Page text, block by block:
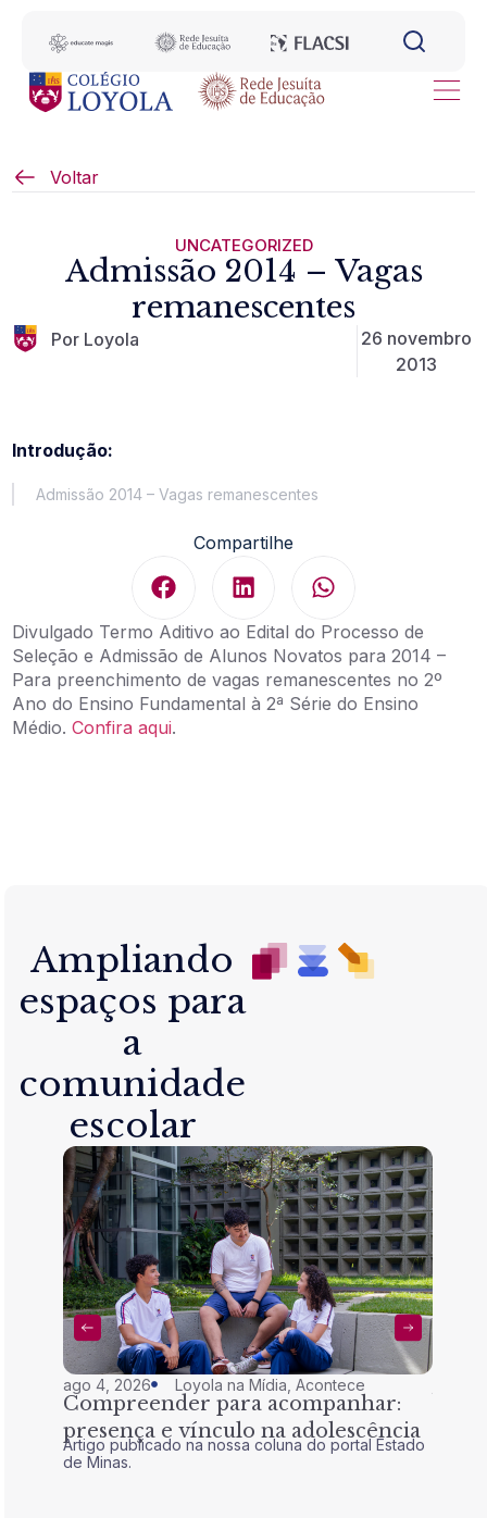
Voltar
UNCATEGORIZED
Admissão 2014 – Vagas
remanescentes
Por Loyola
26 novembro
2013
Introdução:
Admissão 2014 – Vagas remanescentes
Compartilhe
Divulgado Termo Aditivo ao Edital do Processo de
Seleção e Admissão de Alunos Novatos para 2014 –
Para preenchimento de vagas remanescentes no 2º
Ano do Ensino Fundamental à 2ª Série do Ensino
Médio.Confira aqui.
Ampliando
espaços para
a
comunidade
escolar
ago 4, 2026 Loyola na Mídia ,Acontece
Compreender para acompanhar:
presença e vínculo na adolescência
Artigo publicado na nossa coluna do portal Estado
de Minas.